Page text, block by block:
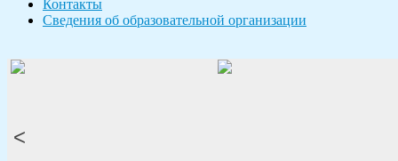
Контакты
Сведения об образовательной организации
<